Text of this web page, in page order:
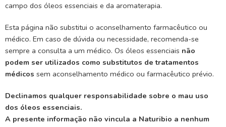
campo dos óleos essenciais e da aromaterapia.
Esta página não substitui o aconselhamento farmacêutico ou
médico. Em caso de dúvida ou necessidade, recomenda-se
sempre a consulta a um médico. Os óleos essenciais não
podem ser utilizados como substitutos de tratamentos
médicos sem aconselhamento médico ou farmacêutico prévio.
Declinamos qualquer responsabilidade sobre o mau uso
dos óleos essenciais.
A presente informação não vincula a Naturibio a nenhum